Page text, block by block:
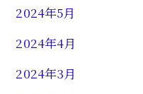
2024年5月
2024年4月
2024年3月